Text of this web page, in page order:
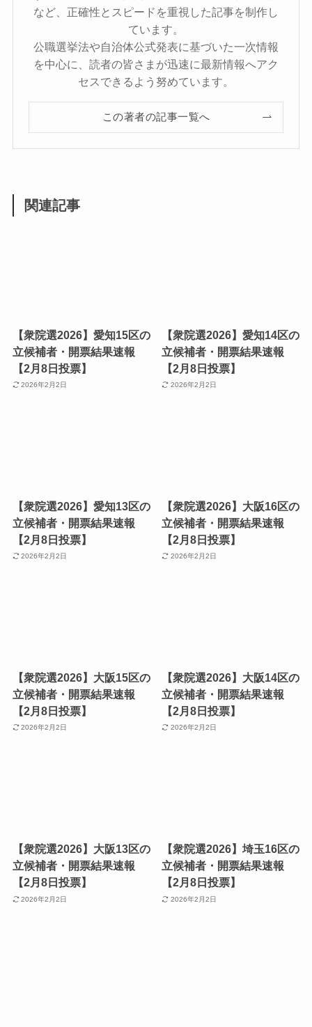
など、正確性とスピードを重視した記事を制作し
ています。
公職選挙法や自治体公式発表に基づいた一次情報
を中心に、読者の皆さまが迅速に最新情報へアク
セスできるよう努めています。
この著者の記事一覧へ
関連記事
【衆院選2026】愛知15区の
立候補者・開票結果速報
【2月8日投票】
2026年2月2日
【衆院選2026】愛知14区の
立候補者・開票結果速報
【2月8日投票】
2026年2月2日
【衆院選2026】愛知13区の
立候補者・開票結果速報
【2月8日投票】
2026年2月2日
【衆院選2026】大阪16区の
立候補者・開票結果速報
【2月8日投票】
2026年2月2日
【衆院選2026】大阪15区の
立候補者・開票結果速報
【2月8日投票】
2026年2月2日
【衆院選2026】大阪14区の
立候補者・開票結果速報
【2月8日投票】
2026年2月2日
【衆院選2026】大阪13区の
立候補者・開票結果速報
【2月8日投票】
2026年2月2日
【衆院選2026】埼玉16区の
立候補者・開票結果速報
【2月8日投票】
2026年2月2日